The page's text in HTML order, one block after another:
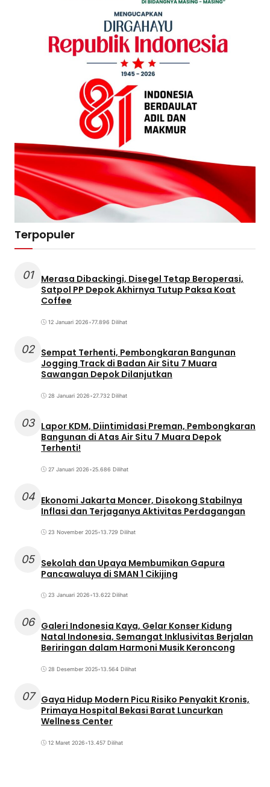
Terpopuler
01
Merasa Dibackingi, Disegel Tetap Beroperasi,
Satpol PP Depok Akhirnya Tutup Paksa Koat
Coffee
12 Januari 2026•77.896 Dilihat
02 Sempat Terhenti, Pembongkaran Bangunan
Jogging Track di Badan Air Situ 7 Muara
Sawangan Depok Dilanjutkan
28 Januari 2026•27.732 Dilihat
03 Lapor KDM, Diintimidasi Preman, Pembongkaran
Bangunan di Atas Air Situ 7 Muara Depok
Terhenti!
27 Januari 2026•25.686 Dilihat
04 Ekonomi Jakarta Moncer, Disokong Stabilnya
Inflasi dan Terjaganya Aktivitas Perdagangan
23 November 2025•13.729 Dilihat
05 Sekolah dan Upaya Membumikan Gapura
Pancawaluya di SMAN 1 Cikijing
23 Januari 2026•13.622 Dilihat
06 Galeri Indonesia Kaya, Gelar Konser Kidung
Natal Indonesia, Semangat Inklusivitas Berjalan
Beriringan dalam Harmoni Musik Keroncong
28 Desember 2025•13.564 Dilihat
07
Gaya Hidup Modern Picu Risiko Penyakit Kronis,
Primaya Hospital Bekasi Barat Luncurkan
Wellness Center
12 Maret 2026•13.457 Dilihat